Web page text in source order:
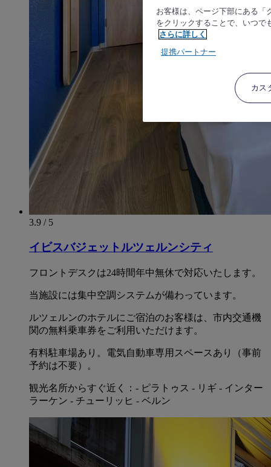
3.9 / 5
イビスバジェットルツェルンシティ
フロントデスクは24時間年中無休で対応いたします。
当施設には集中空調システムが備わっています。
ルツェルンのホテルにご宿泊のお客様は、市内交通機
関の無料乗車券をご利用いただけます。
有料駐車場あり。電気自動車専用スペースあり（事前
予約は不要）。
観光名所からすぐ近く：- ピラトゥス - リギ - インター
ラーケン - チューリッヒ - ベルン
お客様は、ページ下部にある「
をクリックすることで、いつで
さらに詳しく
提携パートナー
カス